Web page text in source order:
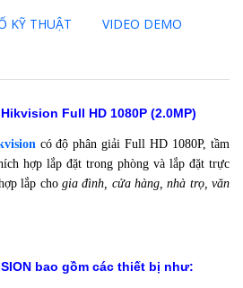
KỸ THUẬT VIDEO DEMO
Full HD 1080P (2.0MP)
có độ phân giải Full HD 1080P, tầm
hợp lắp đặt trong phòng và lắp đặt trực
lắp chogia đình, cửa hàng, nhà trọ, văn
bao gồm các thiết bị như: